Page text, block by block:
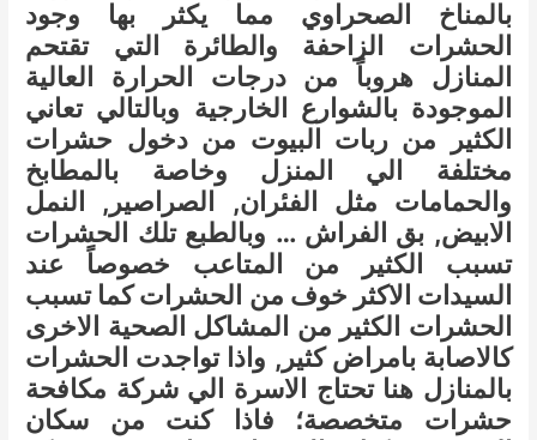
بالمناخ الصحراوي مما يكثر بها وجود
الحشرات الزاحفة والطائرة التي تقتحم
المنازل هروباً من درجات الحرارة العالية
الموجودة بالشوارع الخارجية وبالتالي تعاني
الكثير من ربات البيوت من دخول حشرات
مختلفة الي المنزل وخاصة بالمطابخ
والحمامات مثل الفئران, الصراصير, النمل
الابيض, بق الفراش … وبالطبع تلك الحشرات
تسبب الكثير من المتاعب خصوصاً عند
السيدات الاكثر خوف من الحشرات كما تسبب
الحشرات الكثير من المشاكل الصحية الاخرى
كالاصابة بامراض كثير, واذا تواجدت الحشرات
بالمنازل هنا تحتاج الاسرة الي شركة مكافحة
حشرات متخصصة؛ فاذا كنت من سكان